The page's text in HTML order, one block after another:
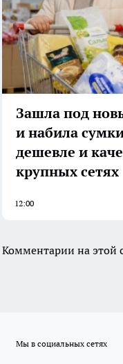
Зашла под
и набила
дешевле и
крупных сетях
12:00
Комментарии на этой
Мы в социальных сетях